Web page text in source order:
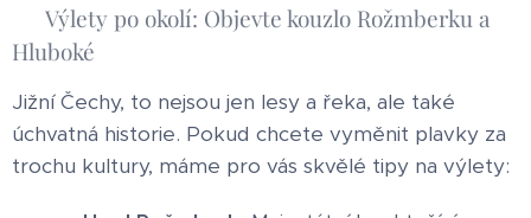
🌲 Výlety po okolí: Objevte kouzlo Rožmberku a
Hluboké
Jižní Čechy, to nejsou jen lesy a řeka, ale také
úchvatná historie. Pokud chcete vyměnit plavky za
trochu kultury, máme pro vás skvělé tipy na výlety: